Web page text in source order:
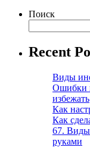
Поиск
Recent
Виды
Ошибки
избежать
Как
Как
67. Виды
руками